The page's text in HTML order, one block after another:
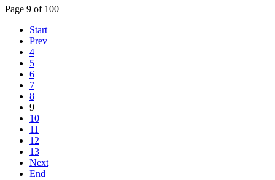
Page 9 of 100
Start
Prev
4
5
6
7
8
9
10
11
12
13
Next
End